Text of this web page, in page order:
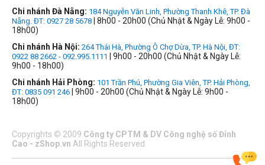
Chi nhánh Đà Nẵng: 184 Nguyễn Văn Linh, Phường Thanh Khê, TP. Đà
Nẵng. ĐT: 0927 28 5678 | 8h00 - 20h00 (Chủ Nhật & Ngày Lễ: 9h00 -
18h00)
Chi nhánh Hà Nội: 264 Thái Hà, Phường Ô Chợ Dừa, TP. Hà Nội, ĐT:
0922 88 2662 - 092.995.1111
| 9h00 - 20h00 (Chủ Nhật & Ngày Lễ:
9h00 - 18h00)
Chi nhánh Hải Phòng: 101 Trần Phú, Phường Gia Viên, TP. Hải Phòng,
ĐT: 0835 091 246 | 9h00 - 20h00 (Chủ Nhật & Ngày Lễ: 9h00 -
18h00)
Copyrights © 2009 Công ty CPTM & DV Công nghệ số Đỉnh
Cao - zShop.vn All Rights Reserved